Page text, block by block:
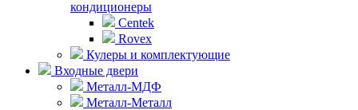
кондиционеры
Centek
Rovex
Кулеры и комплектующие
Входные двери
Металл-МДФ
Металл-Металл